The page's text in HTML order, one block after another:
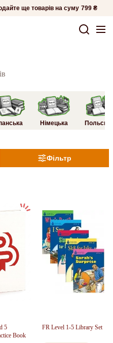
ще товарів на суму 799 ₴
Німецька
Фільтр
5
Book
FR Level 1-5 Library Set